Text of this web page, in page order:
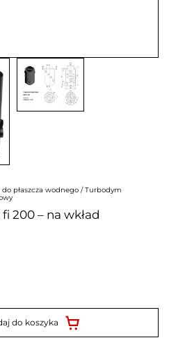
płaszcza wodnego / Turbodym
200 – na wkład
do koszyka